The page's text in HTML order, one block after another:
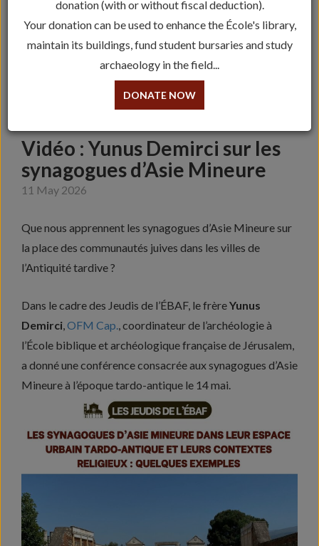
Vidéo : Yunus Demirci sur les
synagogues d’Asie Mineure
11 May 2026
Que nous apprennent les synagogues d’Asie Mineure sur
la place des communautés juives dans les villes de
l’Antiquité tardive ?
Dans le cadre des Jeudis de l’ÉBAF, le frèreYunus
Demirci OFM Cap. , coordinateur de l’archéologie à
l’École biblique et archéologique française de Jérusalem,
a donné une conférence consacrée aux synagogues d’Asie
Mineure à l’époque tardo-antique le 14 mai.
donation (with or without fiscal deduction).
Your donation can be used to enhance the École's library,
maintain its buildings, fund student bursaries and study
archaeology in the field...
DONATE NOW